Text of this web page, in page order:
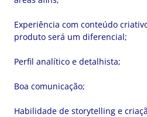
Experiência com conteúdo
produto será um diferencial;
Perfil analítico e detalhista;
Boa comunicação;
Habilidade de storytelling e